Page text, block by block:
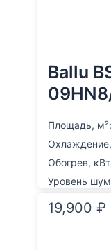
Ballu
Площадь, м²:
Обогрев,
Уровень
19,900 ₽